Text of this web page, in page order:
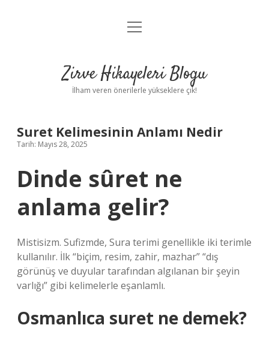
Anasayfa
Yasal Uyarı
menüyü
Zirve Hikayeleri Blogu
İlham veren önerilerle yükseklere çık!
Suret Kelimesinin Anlamı Nedir
Tarih: Mayıs 28, 2025
Dinde sûret ne
anlama gelir?
Mistisizm. Sufizmde, Sura terimi genellikle iki terimle
kullanılır. İlk “biçim, resim, zahir, mazhar” “dış
görünüş ve duyular tarafından algılanan bir şeyin
varlığı” gibi kelimelerle eşanlamlı.
Osmanlıca suret ne demek?